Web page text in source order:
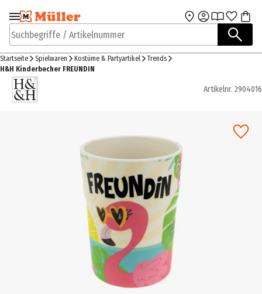
Zur Navigation
springen
Zum Hauptinhalt
Suchbegriffe / Artikelnummer
Startseite Spielwaren Kostüme & Partyartikel
Trends
H&H Kinderbecher FREUNDIN
Artikelnr. 2904016